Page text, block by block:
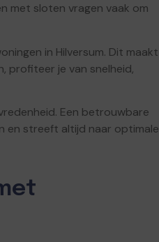
met sloten vragen vaak om
in Hilversum. Dit maakt
profiteer je van snelheid,
Een betrouwbare
en streeft altijd naar optimale